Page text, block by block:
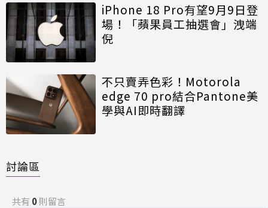
iPhone 18 Pro有望9月9日登
場！「蘋果員工抽選會」洩端
倪
不只賣弄色彩！Motorola
edge 70 pro結合Pantone美
學與AI即時翻譯
討論區
共有 0則留言